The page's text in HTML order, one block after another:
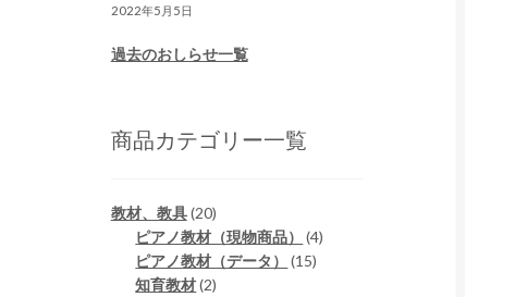
2022年5月5日
過去のおしらせ一覧
商品カテゴリー一覧
教材、教具 202
0
個
の
ピアノ教材（現物商品） 44
ピアノ教材（データ） 151
知育教材 22